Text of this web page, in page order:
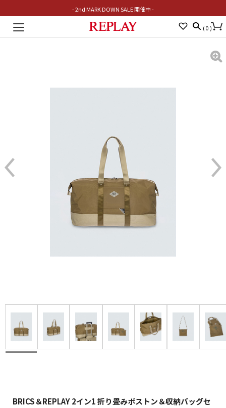
- 2nd MARK DOWN SALE 開催中 -
Toggle
( 0 )
BRICS＆REPLAY 2イン1 折り畳みボストン＆収納バッグセ